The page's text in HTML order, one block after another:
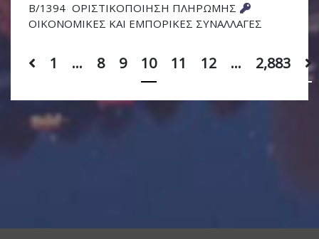
Β/1394 ΟΡΙΣΤΙΚΟΠΟΙΗΣΗ ΠΛΗΡΩΜΗΣ
ΟΙΚΟΝΟΜΙΚΕΣ ΚΑΙ ΕΜΠΟΡΙΚΕΣ ΣΥΝΑΛΛΑΓΕΣ
1 … 8 9 10 11 12 … 2,883